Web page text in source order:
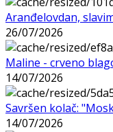
Aranđelovdan,
26/07/2026
Maline - crveno
14/07/2026
Savršen kolač:
14/07/2026